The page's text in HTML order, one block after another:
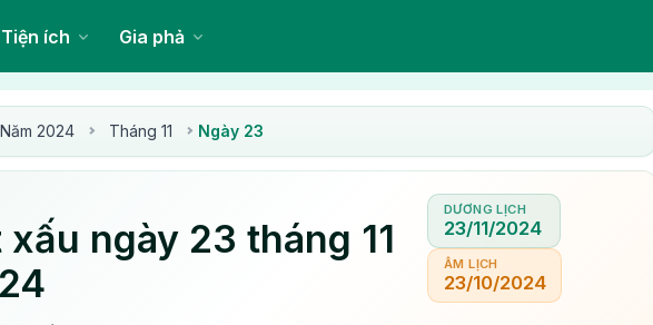
Tiện ích Gia phả
Năm 2024 Tháng 11 Ngày 23
ngày 23 tháng 11
DƯƠNG LỊCH
23/11/2024
ÂM LỊCH
23/10/2024